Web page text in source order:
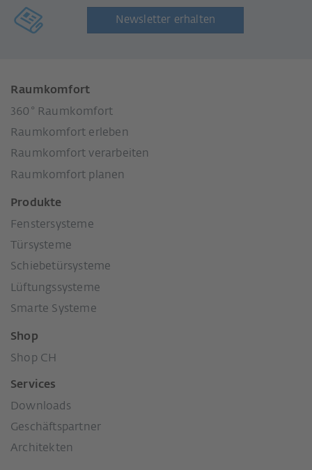
Newsletter erhalten
Raumkomfort
360° Raumkomfort
Raumkomfort erleben
Raumkomfort verarbeiten
Raumkomfort planen
Produkte
Fenstersysteme
Türsysteme
Schiebetürsysteme
Lüftungssysteme
Smarte Systeme
Shop
Shop CH
Services
Downloads
Geschäftspartner
Architekten